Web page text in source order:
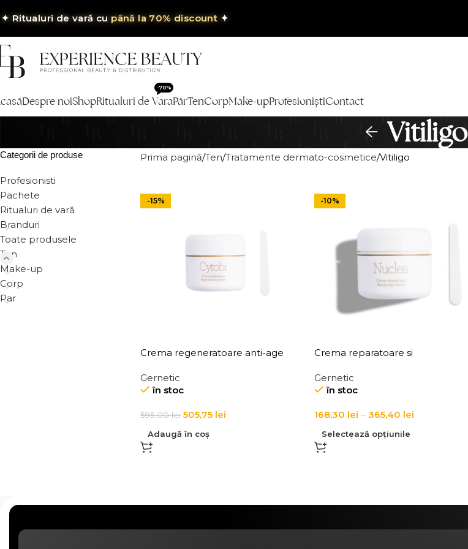
✦ Ritualuri de vară cupână la 70% discount ✦
Despre noiShopRitualuri de Vara
-70%
PărTenCorpMake-upProfesioniștiContact
Vitiligo
Categorii de produse
Profesionisti
Pachete
Ritualuri de vară
Branduri
Toate produsele
Ten
Make-up
Corp
Par
Prima pagină Ten Tratamente dermato-cosmetice Vitiligo
-15%
Crema regeneratoare anti-age
Regenerating Cream
Gernetic
în stoc
595,00lei 505,75 lei
Adaugă în coș
-10%
Crema reparatoare si
Repairing Cream
Gernetic
în stoc
168,30 lei – 365,40 lei
Selectează opțiunile